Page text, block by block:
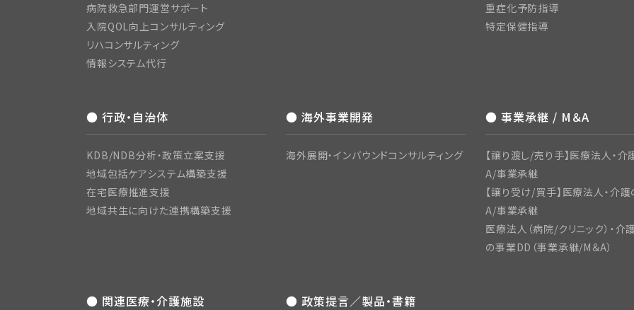
病院救急部門運営サポート
入院QOL向上コンサルティング
リハコンサルティング
情報システム代行
重症化予防指導
特定保健指導
● 行政・自治体
KDB/NDB分析・政策立案支援
地域包括ケアシステム構築支援
在宅医療推進支援
地域共生に向けた連携構築支援
● 海外事業開発
海外展開・インバウンドコンサルティング
● 事業承継 / M＆A
【譲り渡し/売り手】医療法人・介
A/事業承継
【譲り受け/買手】医療法人・介護
A/事業承継
医療法人（病院/クリニック）・介
の事業DD（事業承継/M＆A）
● 関連医療・介護施設 ● 政策提言／製品・書籍